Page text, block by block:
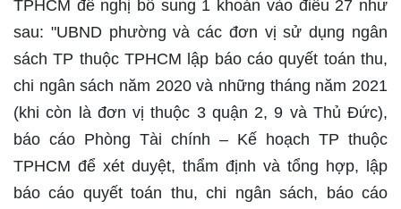
TPHCM đề nghị bổ sung 1 khoản vào điều 27 như
sau: "UBND phường và các đơn vị sử dụng ngân
sách TP thuộc TPHCM lập báo cáo quyết toán thu,
chi ngân sách năm 2020 và những tháng năm 2021
(khi còn là đơn vị thuộc 3 quận 2, 9 và Thủ Đức),
báo cáo Phòng Tài chính – Kế hoạch TP thuộc
TPHCM để xét duyệt, thẩm định và tổng hợp, lập
báo cáo quyết toán thu, chi ngân sách, báo cáo